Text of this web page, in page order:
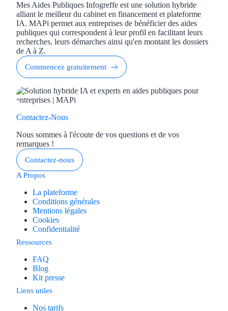
Mes Aides Publiques Infogreffe est une solution hybride
alliant le meilleur du cabinet en financement et plateforme
IA. MAPi permet aux entreprises de bénéficier des aides
publiques qui correspondent à leur profil en facilitant leurs
recherches, leurs démarches ainsi qu'en montant les dossiers
de A à Z.
Commencez gratuitement
Contactez-Nous
Nous sommes à l'écoute de vos questions et de vos
remarques !
Contactez-nous
A Propos
La plateforme
Conditions générales
Mentions légales
Cookies
Confidentialité
Ressources
FAQ
Blog
Kit presse
Liens utiles
Nos tarifs